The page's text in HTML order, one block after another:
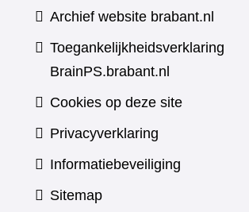
Archief website brabant.nl
Toegankelijkheidsverklaring
BrainPS.brabant.nl
Cookies op deze site
Privacyverklaring
Informatiebeveiliging
Sitemap